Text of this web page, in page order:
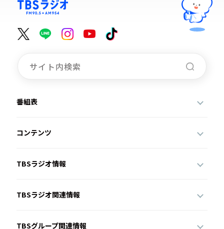
番組表
コンテンツ
TBSラジオ情報
TBSラジオ関連情報
TBSグループ関連情報